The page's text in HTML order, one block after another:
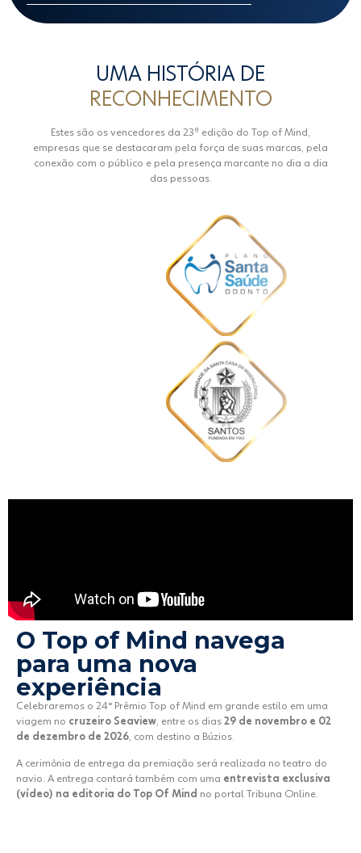
UMA HISTÓRIA DE
RECONHECIMENTO
Estes são os vencedores da 23ª edição do Top of Mind,
empresas que se destacaram pela força de suas marcas, pela
conexão com o público e pela presença marcante no dia a dia
das pessoas.
O Top of Mind navega
para uma nova
experiência
Celebraremos o 24° Prêmio Top of Mind em grande estilo em uma
viagem no cruzeiro Seaview, entre os dias29 de novembro e 02
de dezembro de 2026, com destino a Búzios.
A cerimônia de entrega da premiação será realizada no teatro do
navio. A entrega contará também com uma entrevista exclusiva
(vídeo) na editoria do Top Of Mind no portal Tribuna Online.